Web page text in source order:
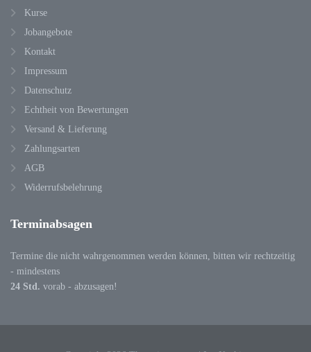
Kurse
Jobangebote
Kontakt
Impressum
Datenschutz
Echtheit von Bewertungen
Versand & Lieferung
Zahlungsarten
AGB
Widerrufsbelehrung
Terminabsagen
Termine die nicht wahrgenommen werden können, bitten wir rechtzeitig
- mindestens
24 Std. vorab - abzusagen!